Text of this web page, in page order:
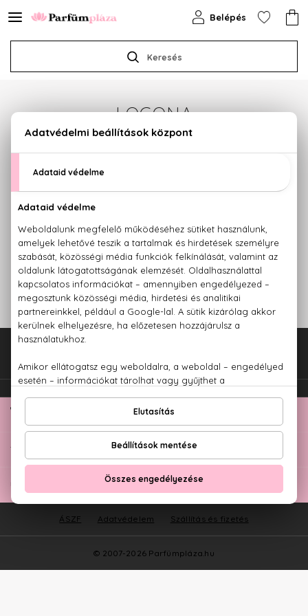
Keresés
Belépés
LOGONA
Sajnos jelenleg a márka egyetlen terméke sem
érhető el.
Termékajánlataink megtekintéséhez válasszon az
KOZMETIKUMOK
SMINK
HAJÁPOLÁS
Fel az oldal tetejére!
TOP KATEGÓRIÁK
© 2007-2026 Parfümpláza.hu
ÁSZF Adatvédelem Szállítás és fizetés